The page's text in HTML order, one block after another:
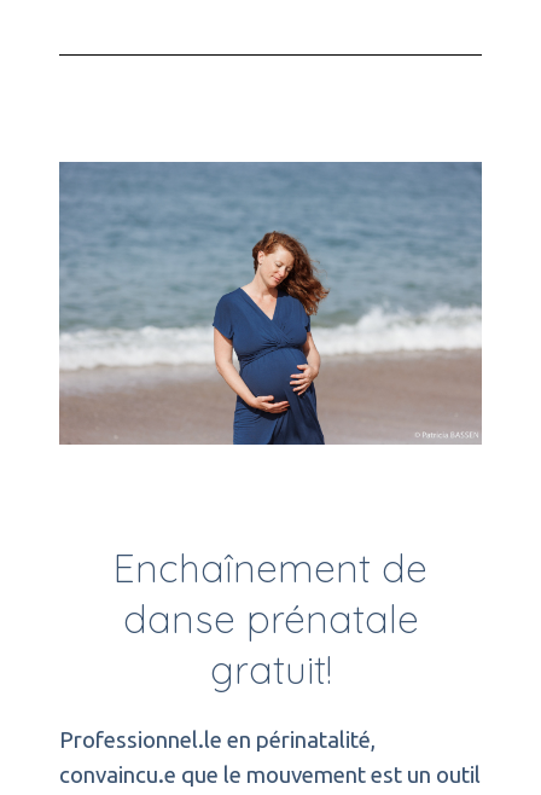
Enchaînement de
danse prénatale
gratuit!
Professionnel.le en périnatalité,
convaincu.e que le mouvement est un outil